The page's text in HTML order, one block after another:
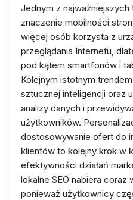
Jednym z
znaczenie mobilności
więcej osób korzysta z
przeglądania Internetu,
pod kątem smartfonów i
Kolejnym istotnym
sztucznej inteligencji oraz
analizy danych i
użytkowników.
dostosowywanie ofert do
klientów to kolejny krok w
efektywności działań
lokalne SEO nabiera coraz
ponieważ użytkownicy